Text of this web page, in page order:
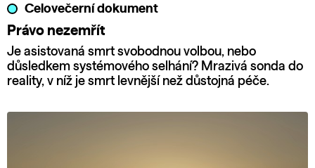
Celovečerní dokument
Právo nezemřít
Je asistovaná smrt svobodnou volbou, nebo
důsledkem systémového selhání? Mrazivá sonda do
reality, v níž je smrt levnější než důstojná péče.